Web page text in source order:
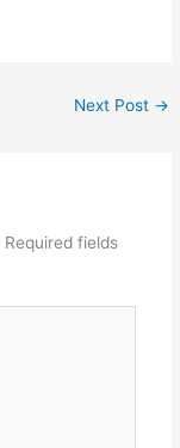
Next Post →
Required fields